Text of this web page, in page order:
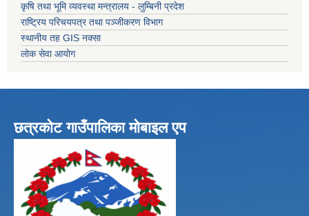
कृषि तथा भूमि व्यवस्था मन्त्रालय - लुम्बिनी प्रदेश
राष्ट्रिय परिचयपत्र तथा पञ्जीकरण विभाग
स्थानीय तह GIS नक्सा
लोक सेवा आयोग
छत्रकोट गाउँपालिका मोबाइल एप